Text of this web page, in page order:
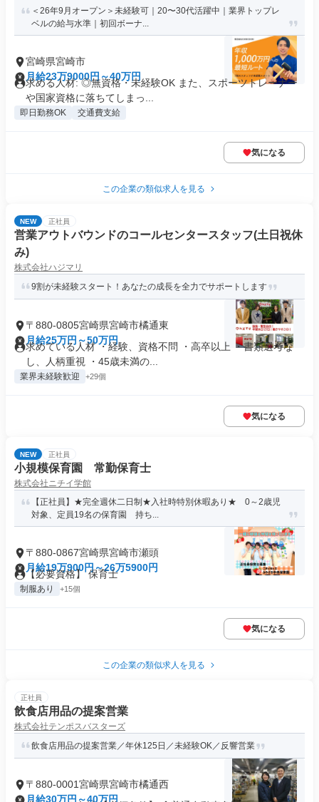
＜26年9月オープン＞未経験可｜20〜30代活躍中｜業界トップレ
ベルの給与水準｜初回ボーナ...
宮崎県宮崎市
月給23万9000円～40万円
求める人材: ◎無資格・未経験OK また、スポーツトレーナー
や国家資格に落ちてしまっ...
即日勤務OK 交通費支給
気になる
この企業の類似求人を見る
NEW 正社員
営業アウトバウンドのコールセンタースタッフ(土日祝休
み)
株式会社ハジマリ
9割が未経験スタート！あなたの成長を全力でサポートします
〒880-0805宮崎県宮崎市橘通東
月給25万円～50万円
求めている人材 ・経験、資格不問 ・高卒以上 ・書類選考な
し、人柄重視 ・45歳未満の...
業界未経験歓迎 +29個
気になる
NEW 正社員
小規模保育園 常勤保育士
株式会社ニチイ学館
【正社員】★完全週休二日制★入社時特別休暇あり★ 0～2歳児
対象、定員19名の保育園 持ち...
〒880-0867宮崎県宮崎市瀬頭
月給19万900円～26万5900円
【必要資格】 保育士
制服あり +15個
気になる
この企業の類似求人を見る
正社員
飲食店用品の提案営業
株式会社テンポスバスターズ
飲食店用品の提案営業／年休125日／未経験OK／反響営業
〒880-0001宮崎県宮崎市橘通西
月給30万円～40万円